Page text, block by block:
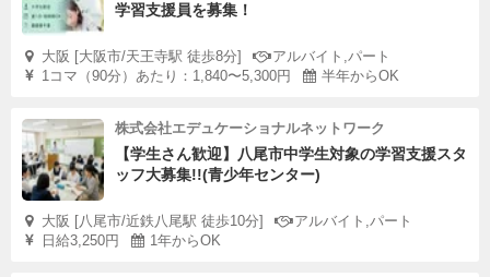
学習支援員を募集！
大阪 [大阪市/天王寺駅 徒歩8分]
アルバイト,パート
1コマ（90分）あたり：1,840〜5,300円
半年からOK
株式会社エデュケーショナルネットワーク
【学生さん歓迎】八尾市中学生対象の学習支援スタ
ッフ大募集!!(青少年センター)
大阪 [八尾市/近鉄八尾駅 徒歩10分]
アルバイト,パート
日給3,250円
1年からOK